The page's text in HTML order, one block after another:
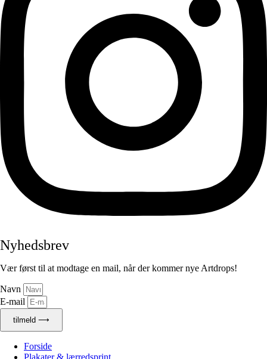
Nyhedsbrev
Vær først til at modtage en mail, når der kommer nye Artdrops!
Navn
E-mail
tilmeld ⟶
Forside
Plakater & lærredsprint